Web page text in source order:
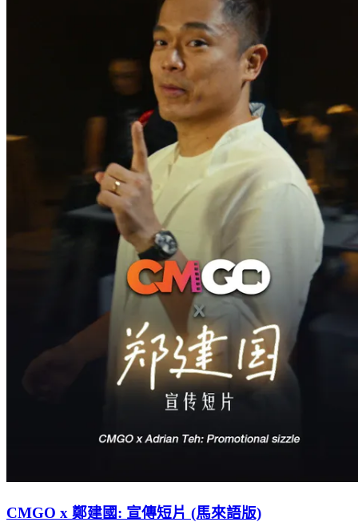
CMGO x 鄭建國: 宣傳短片 (馬來語版)